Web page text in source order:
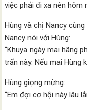
việc phải đi xa nên hôm
Hùng và chị Nancy
Nancy nói với Hùng:
“Khuya ngày mai hãng
trấn này. Nếu mai Hùng
Hùng giọng mừng:
“Em đợi cơ hội này lâu